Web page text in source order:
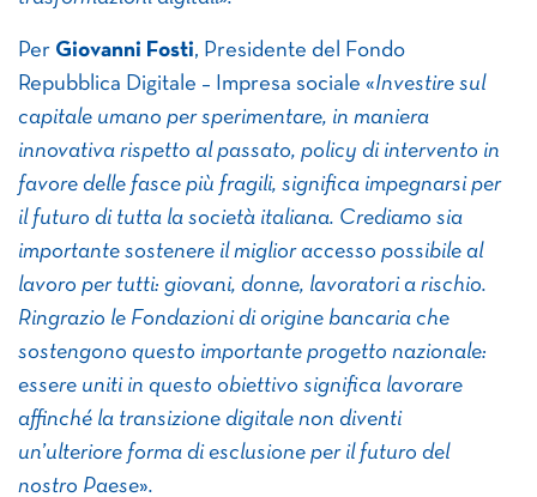
Per Giovanni Fosti, Presidente del Fondo
Repubblica Digitale – Impresa sociale «Investire sul
capitale umano per sperimentare, in maniera
innovativa rispetto al passato, policy di intervento in
favore delle fasce più fragili, significa impegnarsi per
il futuro di tutta la società italiana. Crediamo sia
importante sostenere il miglior accesso possibile al
lavoro per tutti: giovani, donne, lavoratori a rischio.
Ringrazio le Fondazioni di origine bancaria che
sostengono questo importante progetto nazionale:
essere uniti in questo obiettivo significa lavorare
affinché la transizione digitale non diventi
un’ulteriore forma di esclusione per il futuro del
nostro Paese».